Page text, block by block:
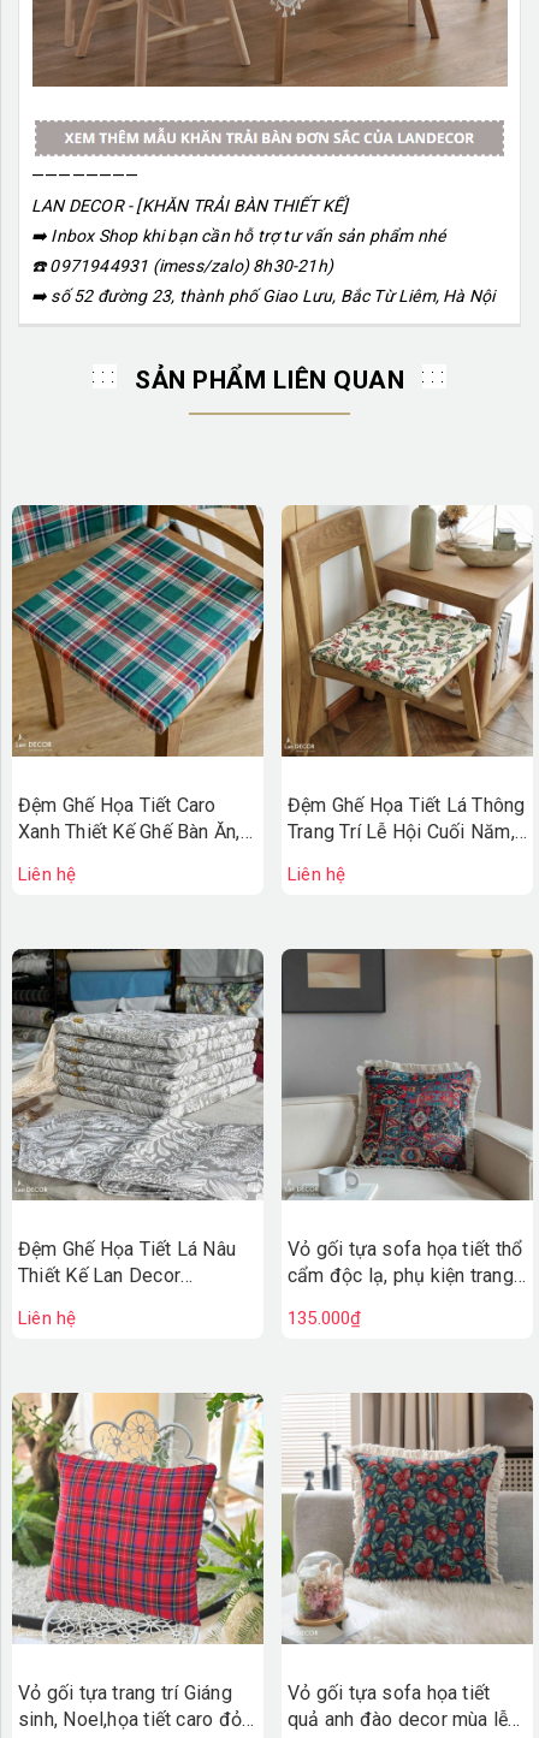
————————
LAN DECOR - [KHĂN TRẢI BÀN THIẾT KẾ]
➡️ Inbox Shop khi bạn cần hỗ trợ tư vấn sản phẩm nhé
☎️ 0971944931 (imess/zalo) 8h30-21h)
➡️ số 52 đường 23, thành phố Giao Lưu, Bắc Từ Liêm, Hà Nội
SẢN PHẨM LIÊN QUAN
Đệm Ghế Họa Tiết Caro
Xanh Thiết Kế Ghế Bàn Ăn,
Không Gian Mùa Lễ Hội -
Liên hệ
Đệm Ghế Họa Tiết Lá Thông
Trang Trí Lễ Hội Cuối Năm,
ĐG592
Liên hệ
Đệm Ghế Họa Tiết Lá Nâu
Thiết Kế Lan Decor
Liên hệ
Vỏ gối tựa sofa họa tiết thổ
cẩm độc lạ, phụ kiện trang
135.000₫
Vỏ gối tựa trang trí Giáng
sinh, Noel,họa tiết caro đỏ,
Vỏ gối tựa sofa họa tiết
quả anh đào decor mùa lễ